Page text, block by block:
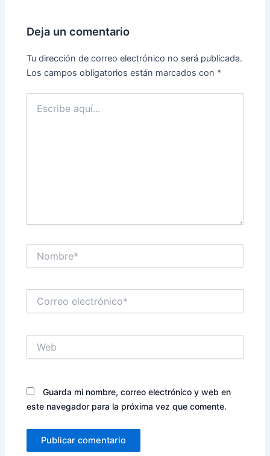
Deja un comentario
Tu dirección de correo electrónico no será publicada.
Los campos obligatorios están marcados con *
aquí...
electrónico*
Guarda mi nombre, correo electrónico y web en
este navegador para la próxima vez que comente.